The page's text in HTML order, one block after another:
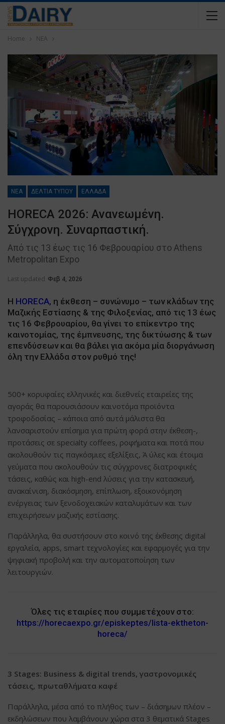
Home ΝΕΑ
ΝΕΑ ΔΕΛΤΙΑ ΤΥΠΟΥ ΕΛΛΑΔΑ
HORECA 2026: Ανανεωμένη.
Σύγχρονη. Συναρπαστική.
Από τις 13 έως τις 16 Φεβρουαρίου στο Athens
Metropolitan Expo
Last updated Φεβ 4, 2026
Η HORECA, η έκθεση – συνώνυµο – των κλάδων της
Μαζικής Εστίασης & της Φιλοξενίας, από τις 13 έως
τις 16 Φεβρουαρίου, θα γίνει το επίκεντρο της
καινοτοµίας, της έµπνευσης, της δικτύωσης & των
επενδύσεων και θα βάλει για ακόμα μία διοργάνωση
όλη την Ελλάδα στον ρυθμό της!
500+ κορυφαίες ελληνικές και διεθνείς εταιρείες της
αγοράς θα παρουσιάσουν καινοτόμα προϊόντα
τροφοδοσίας – κάποια από αυτά μάλιστα θα
λανσαριστούν επίσημα για πρώτη φορά στην έκθεση-,
προτάσεις σε specialty coffees, ροφήματα και ποτά που
ακολουθούν τις παγκόσμιες εξελίξεις, Ά ύλες και έτοιμα
γεύματα που ακολουθούν τις σύγχρονες διατροφικές
τάσεις, καθώς και high-end λύσεις για την κατασκευή,
ανακαίνιση, διακόσμηση, επίπλωση, εξοικονόμηση
ενέργειας των ξενοδοχειακών καταλυμάτων και των
επιχειρήσεων μαζικής εστίασης.
Παράλληλα, θα συστήσουν στο κοινό της έκθεσης digital
εργαλεία, apps, smart τεχνολογίες και εφαρμογές για την
ψηφιακή προβολή και την αυτοματοποίηση των
λειτουργιών.
Όλες τις εταιρίες που συμμετέχουν στο:
https://horecaexpo.gr/episkeptes/lista-ektheton-
horeca/
3 Stages: Business & digital trends, γαστρονομικές
τάσεις, πρωταθλήματα καφέ
Παράλληλα, μέσα από το πλήθος των – διάσημων πλέον –
εκδηλώσεων που λαμβάνουν χώρα στα 3 θεματικά Stages